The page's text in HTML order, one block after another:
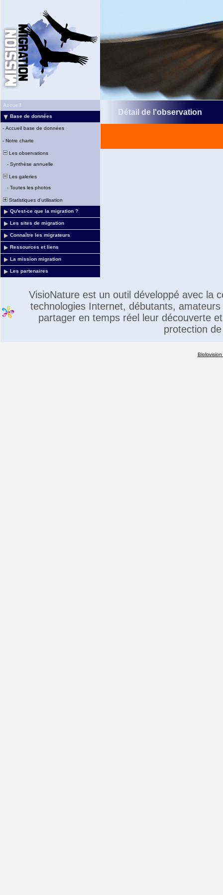
Accueil
Base de données
- Accueil base de données
- Notre charte
Les observations
- Synthèse annuelle
Les galeries
- Toutes les photos
Statistiques d'utilisation
Qu'est-ce que la migration ?
Les sites de migration
Connaître les migrateurs
Ressources et liens
La mission migration
Les partenaires
Détail de l'observation
VisioNature est un outil développé avec la
technologies Internet, débutants,
partager en temps réel leur découverte
protection
Biolovision